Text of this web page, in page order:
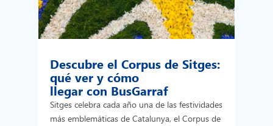
Descubre el Corpus de Sitges:
qué ver y cómo
llegar con BusGarraf
Sitges celebra cada año una de las festividades
más emblemáticas de Catalunya, el Corpus de